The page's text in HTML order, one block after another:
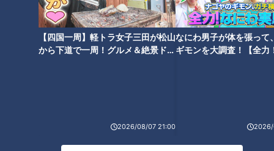
【四国一周】軽トラ女子三田が松山
から下道で一周！グルメ＆絶景ドラ
2026/08/07 21:00
なにわ男子が体を張って
ギモンを大調査！【全力
2026/